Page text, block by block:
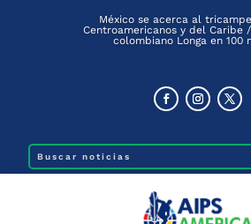
México se acerca al
Centroamericanos y del Caribe
colombiano Longa en 100